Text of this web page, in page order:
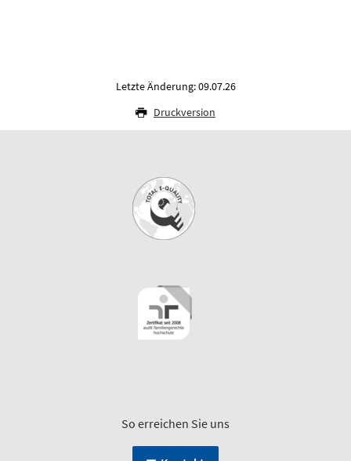
Letzte Änderung: 09.07.26
Druckversion
So erreichen Sie uns